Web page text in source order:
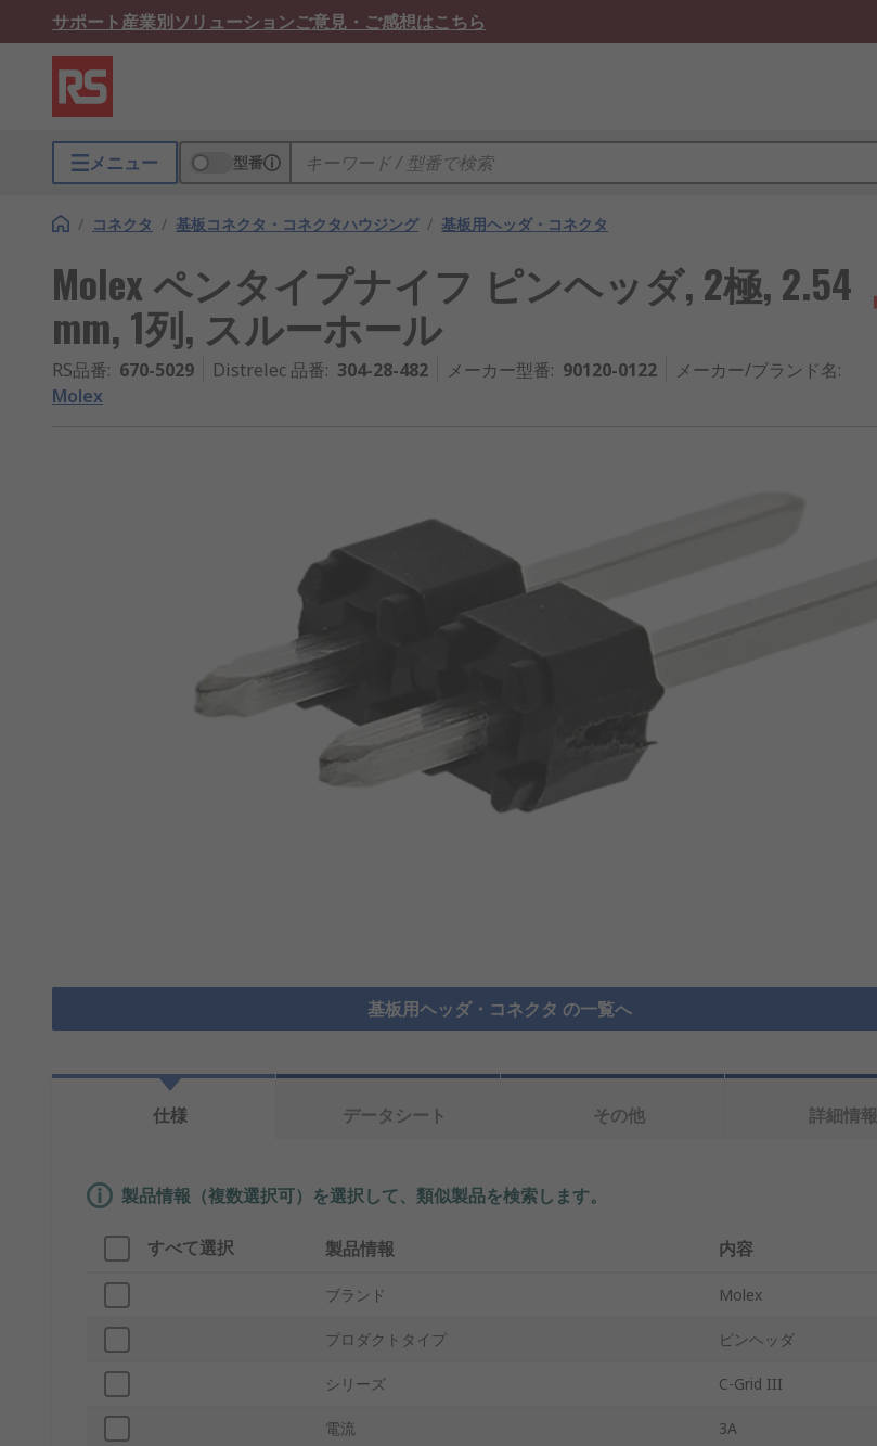
サポート産業別ソリューションご意見・ご感想はこちら
メニュー 型番
/ コネクタ / 基板コネクタ・コネクタハウジング / 基板用ヘッダ・コネクタ
Molex ペンタイプナイフ ピンヘッダ, 2極, 2.54
mm, 1列, スルーホール
RS品番: 670-5029 Distrelec 品番: 304-28-482 メーカー型番: 90120-0122 メーカー/ブランド名:
Molex
基板用ヘッダ・コネクタ の一覧へ
仕様 データシート その他 詳細情報
製品情報（複数選択可）を選択して、類似製品を検索します。
すべて選択 製品情報 内容
ブランド Molex
プロダクトタイプ ピンヘッダ
シリーズ C-Grid III
電流 3A